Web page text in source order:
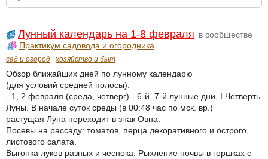
Лунный календарь на 1-8 февраля в сообществе
Практикум садовода и огородника
сад и огород хозяйство и быт
Обзор ближайших дней по лунному календарю
(для условий средней полосы):
- 1, 2 февраля (среда, четверг) - 6-й, 7-й лунные дни, I Четверть
Луны. В начале суток среды (в 00:48 час по мск. вр.)
растущая Луна переходит в знак Овна.
Посевы на рассаду: томатов, перца декоративного и острого,
листового салата.
Выгонка луков разных и чеснока. Рыхление почвы в горшках с